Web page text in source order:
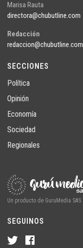
Marisa Rauta
directora@chubutline.com
Redacción
redaccion@chubutline.com
SECCIONES
Política
Opinión
Economía
Sociedad
Regionales
Un producto de GuruMedia SAS
SEGUINOS